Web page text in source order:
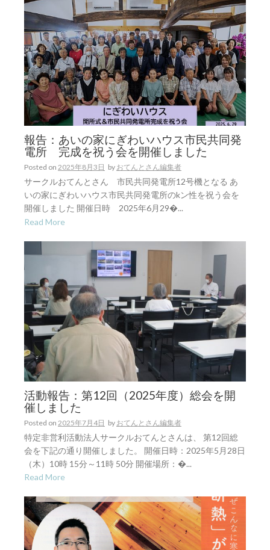
報告：あいの家にぎわいハウス市民共同発
電所 完成を祝う会を開催しました
Posted on 2025年8月3日 by おてんとさん編集者
サークルおてんとさん 市民共同発電所12号機となる あ
いの家にぎわいハウス市民共同発電所のkン性を祝う会を
開催しました 開催日時 2025年6月29�...
Read More
活動報告：第12回（2025年度）総会を開
催しました
Posted on 2025年7月4日 by おてんとさん編集者
特定非営利活動法人サークルおてんとさんは、 第12回総
会を下記の通り開催しました。 開催日時：2025年5月28日
（木）10時 15分～11時 50分 開催場所：�...
Read More